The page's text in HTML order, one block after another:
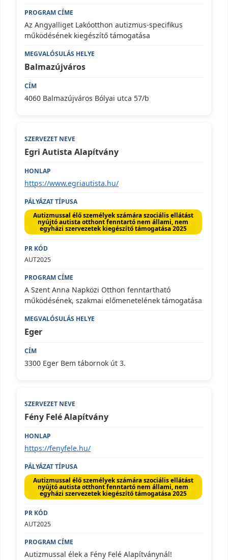
Az Angyalliget Lakóotthon autizmus-specifikus
működésének kiegészítő támogatása
Balmazújváros
4060 Balmazújváros Bólyai utca 57/b
Egri Autista Alapítvány
https://www.egriautista.hu/
Autizmussal élő személyek számára szociális ellátást
nyújtó autista otthont fenntartó nem állami, nem
egyházi szervezetek kiegészítő támogatása 2025
AUT2025
A Szent Anna Napközi Otthon fenntartható
működésének, szakmai előmenetelének támogatása
Eger
3300 Eger Bem tábornok út 3.
Fény Felé Alapítvány
https://fenyfele.hu/
Autizmussal élő személyek számára szociális ellátást
nyújtó autista otthont fenntartó nem állami, nem
egyházi szervezetek kiegészítő támogatása 2025
AUT2025
Autizmussal élek a Fény Felé Alapítványnál!